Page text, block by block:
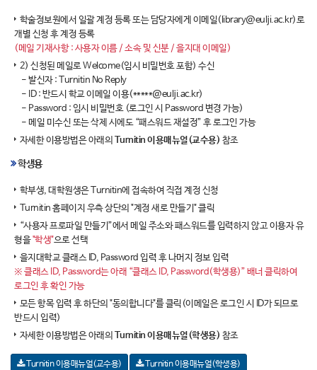
학술정보원에서 일괄 계정 등록 또는 담당자에게 이메일(library@eulji.ac.kr)로
개별 신청 후 계정 등록
(메일 기재사항 : 사용자 이름 / 소속 및 신분 / 을지대 이메일)
2) 신청된 메일로 Welcome(임시 비밀번호 포함) 수신
- 발신자 : Turnitin No Reply
- ID : 반드시 학교 이메일 이용(*****@eulji.ac.kr)
- Password : 임시 비밀번호 (로그인 시 Password 변경 가능)
- 메일 미수신 또는 삭제 시에도 “패스워드 재설정” 후 로그인 가능
자세한 이용방법은 아래의 Turnitin 이용매뉴얼(교수용) 참조
학생용
학부생, 대학원생은 Turnitin에 접속하여 직접 계정 신청
Turnitin 홈페이지 우측 상단의 "계정 새로 만들기" 클릭
“사용자 프로파일 만들기”에서 메일 주소와 패스워드를 입력하지 않고 이용자 유
형을"학생"으로 선택
을지대학교 클래스 ID, Password 입력 후 나머지 정보 입력
※ 클래스 ID, Password는 아래 “클래스 ID, Password(학생용)” 배너 클릭하여
로그인 후 확인 가능
모든 항목 입력 후 하단의 "동의합니다"를 클릭(이메일은 로그인 시 ID가 되므로
반드시 입력)
자세한 이용방법은 아래의 Turnitin 이용매뉴얼(학생용) 참조
Turnitin 이용매뉴얼(교수용) Turnitin 이용매뉴얼(학생용)